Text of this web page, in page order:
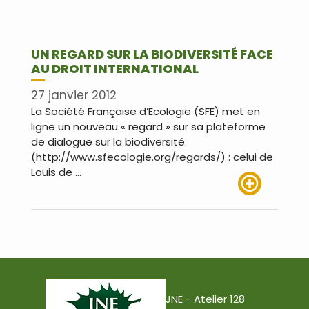
UN REGARD SUR LA BIODIVERSITÉ FACE
AU DROIT INTERNATIONAL
27 janvier 2012
La Société Française d’Ecologie (SFE) met en
ligne un nouveau « regard » sur sa plateforme
de dialogue sur la biodiversité
(http://www.sfecologie.org/regards/) : celui de
Louis de …
JNE - Atelier 128